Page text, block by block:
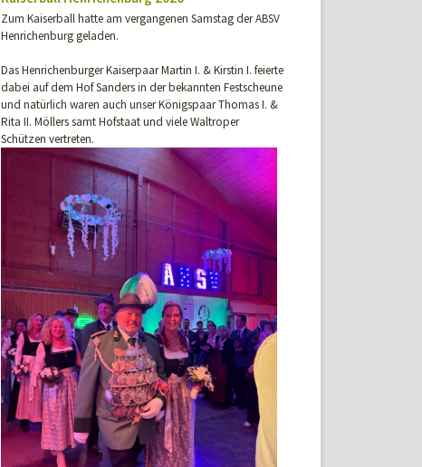
Zum Kaiserball hatte am vergangenen Samstag der ABSV
Henrichenburg geladen.
Das Henrichenburger Kaiserpaar Martin I. & Kirstin I. feierte
dabei auf dem Hof Sanders in der bekannten Festscheune
und natürlich waren auch unser Königspaar Thomas I. &
Rita II. Möllers samt Hofstaat und viele Waltroper
Schützen vertreten.